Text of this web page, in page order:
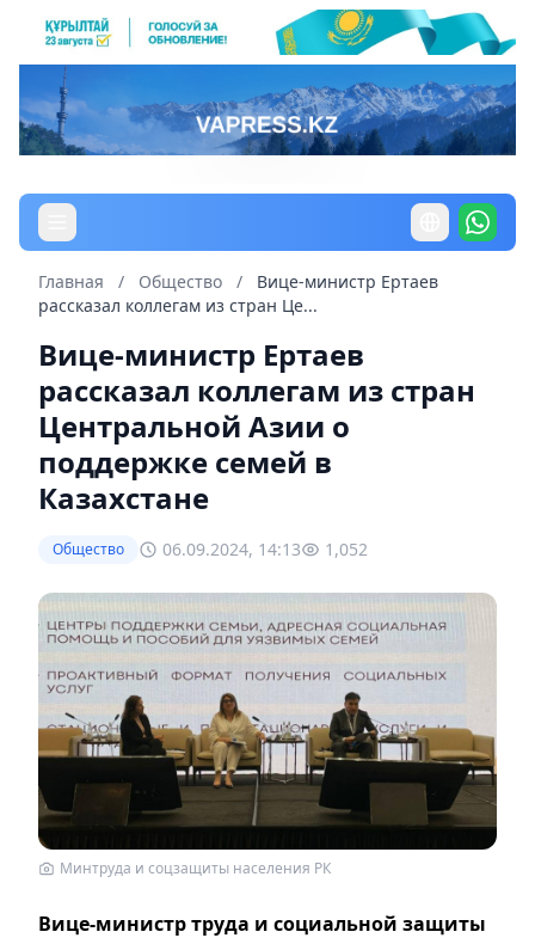
Главная / Общество /
Вице-министр Ертаев
рассказал коллегам из стран Це...
Вице-министр Ертаев
рассказал коллегам из стран
Центральной Азии о
поддержке семей в
Казахстане
Общество 06.09.2024, 14:13 1,052
Минтруда и соцзащиты населения РК
Вице-министр труда и социальной защиты